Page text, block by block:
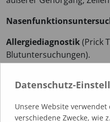
Allergiediagnostik(Prick
Blutuntersuchungen).
Farbdoppler, der
Nasennebenhöhlen.
Datenschutz-
Unsere Website
verschiedene Zwecke, wie